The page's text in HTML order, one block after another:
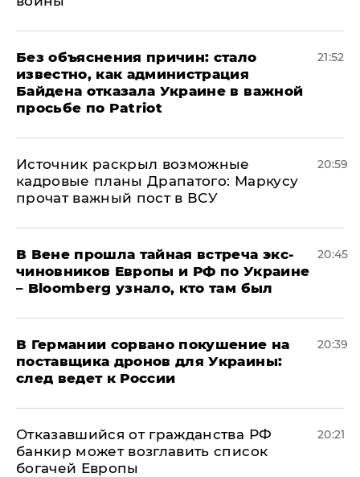
Без объяснения причин: стало
известно, как администрация
Байдена отказала Украине в важной
просьбе по Patriot
21:52
​Источник раскрыл возможные
кадровые планы Драпатого: Маркусу
прочат важный пост в ВСУ
20:59
В Вене прошла тайная встреча экс-
чиновников Европы и РФ по Украине
– Bloomberg узнало, кто там был
20:45
​В Германии сорвано покушение на
поставщика дронов для Украины:
след ведет к России
20:39
Отказавшийся от гражданства РФ
банкир может возглавить список
богачей Европы
20:21